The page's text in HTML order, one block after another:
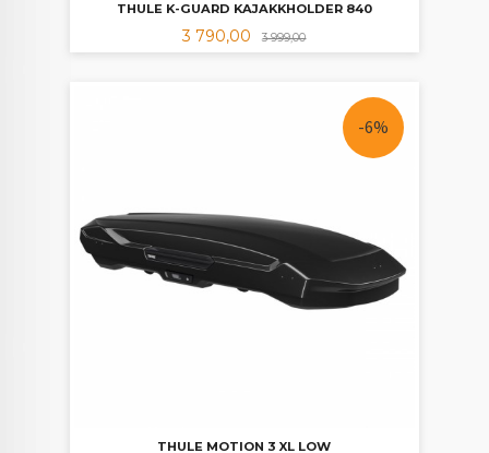
THULE K-GUARD KAJAKKHOLDER 840
Tilbud
3 790,00 3 999,00Rabatt
THULE MOTION 3 XL LOW
-6%